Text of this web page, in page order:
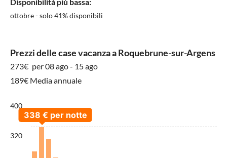
ottobre - solo 41% disponibili
Prezzi delle case vacanza a Roquebrune-sur-Argens
273€ per 08 ago - 15 ago
189€ Media annuale
400
320